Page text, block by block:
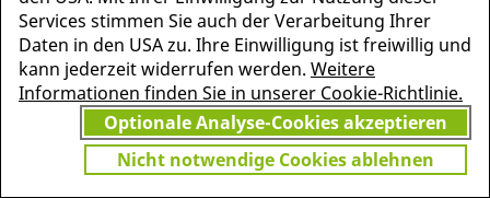
MEHR INFORMATIONEN
ZU PSCHYREMBEL
JETZT
GRATIS TESTEN
Services stimmen Sie auch der Verarbeitung Ihrer
Daten in den USA zu. Ihre Einwilligung ist freiwillig und
kann jederzeit widerrufen werden. Weitere
Informationen finden Sie in unserer Cookie-Richtlinie.
Optionale Analyse-Cookies akzeptieren
Nicht notwendige Cookies ablehnen